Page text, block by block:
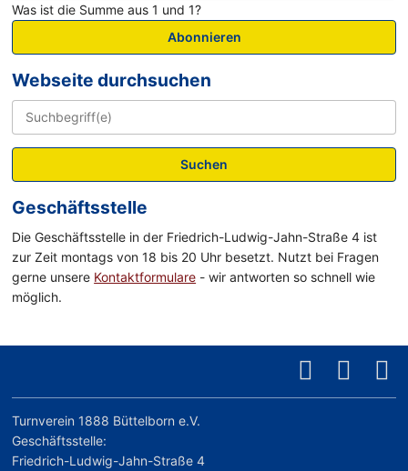
Was ist die Summe aus 1 und 1?
Abonnieren
Webseite durchsuchen
Suchen
Geschäftsstelle
Die Geschäftsstelle in der Friedrich-Ludwig-Jahn-Straße 4 ist
zur Zeit montags von 18 bis 20 Uhr besetzt. Nutzt bei Fragen
gerne unsere Kontaktformulare - wir antworten so schnell wie
möglich.
Turnverein 1888 Büttelborn e.V.
Geschäftsstelle:
Friedrich-Ludwig-Jahn-Straße 4